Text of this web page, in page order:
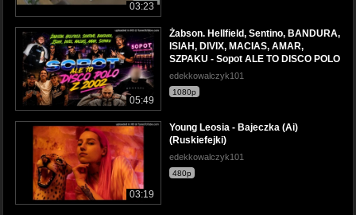
03:23
05:49
Żabson. Hellfield, Sentino, BANDURA,
ISIAH, DIVIX, MACIAS, AMAR,
SZPAKU - Sopot ALE TO DISCO POLO
edekkowalczyk101
1080p
03:19
Young Leosia - Bajeczka (Ai)
(Ruskiefejki)
edekkowalczyk101
480p